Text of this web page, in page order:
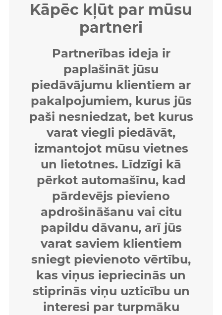
Kāpēc kļūt par mūsu
partneri
Partnerības ideja ir
paplašināt jūsu
piedāvājumu klientiem ar
pakalpojumiem, kurus jūs
paši nesniedzat, bet kurus
varat viegli piedāvāt,
izmantojot mūsu vietnes
un lietotnes. Līdzīgi kā
pērkot automašīnu, kad
pārdevējs pievieno
apdrošināšanu vai citu
papildu dāvanu, arī jūs
varat saviem klientiem
sniegt pievienoto vērtību,
kas viņus iepriecinās un
stiprinās viņu uzticību un
interesi par turpmāku